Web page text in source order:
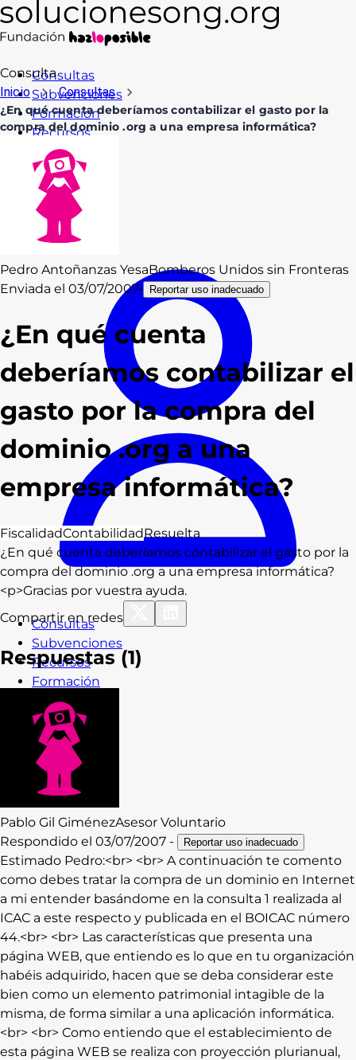
Consultas
Subvenciones
Formación
Recursos
Blog
Contacto
Acceso
Consultas
Subvenciones
Recursos
Formación
Blog
Contacto
Iniciar Sesión
Consulta
Inicio
Consultas
¿En qué cuenta deberíamos contabilizar el gasto por la
compra del dominio .org a una empresa informática?
Pedro Antoñanzas YesaBomberos Unidos sin Fronteras
Enviada el 03/07/2007- Reportar uso inadecuado
¿En qué cuenta
deberíamos contabilizar el
gasto por la compra del
dominio .org a una
empresa informática?
FiscalidadContabilidadResuelta
¿En qué cuenta deberíamos contabilizar el gasto por la
compra del dominio .org a una empresa informática?
<p>Gracias por vuestra ayuda.
Compartir en redes
Respuestas (1)
Pablo Gil GiménezAsesor Voluntario
Respondido el 03/07/2007 - Reportar uso inadecuado
Estimado Pedro:<br> <br> A continuación te comento
como debes tratar la compra de un dominio en Internet
a mi entender basándome en la consulta 1 realizada al
ICAC a este respecto y publicada en el BOICAC número
44.<br> <br> Las características que presenta una
página WEB, que entiendo es lo que en tu organización
habéis adquirido, hacen que se deba considerar este
bien como un elemento patrimonial intagible de la
misma, de forma similar a una aplicación informática.
<br> <br> Como entiendo que el establecimiento de
esta página WEB se realiza con proyección plurianual,